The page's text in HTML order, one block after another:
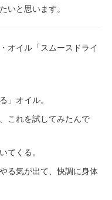
いと思います。
オイル「スムースドライ
」オイル。
これを試してみたんで
てくる。
る気が出て、快調に身体